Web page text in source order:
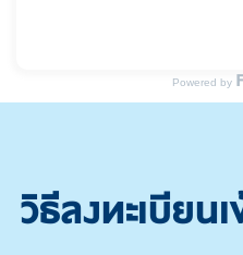
Powered by
วิธีลงทะเบียน